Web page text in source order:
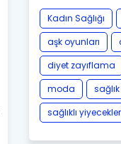
Kadın Sağlığı
aşk oyunları
diyet zayıflama
moda
sağlık
sağlıklı yiyecekler